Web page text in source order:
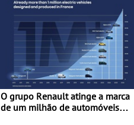
O grupo Renault atinge a marca
de um milhão de automóveis